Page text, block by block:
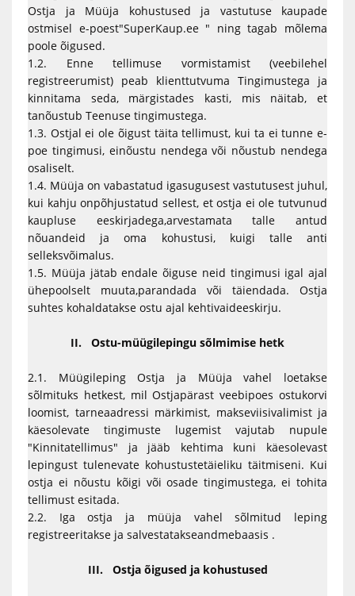
Ostja ja Müüja kohustused ja vastutuse kaupade
ostmisel e-poest"SuperKaup.ee " ning tagab mõlema
poole õigused.
1.2. Enne tellimuse vormistamist (veebilehel
registreerumist) peab klienttutvuma Tingimustega ja
kinnitama seda, märgistades kasti, mis näitab, et
tanõustub Teenuse tingimustega.
1.3. Ostjal ei ole õigust täita tellimust, kui ta ei tunne e-
poe tingimusi, einõustu nendega või nõustub nendega
osaliselt.
1.4. Müüja on vabastatud igasugusest vastutusest juhul,
kui kahju onpõhjustatud sellest, et ostja ei ole tutvunud
kaupluse eeskirjadega,arvestamata talle antud
nõuandeid ja oma kohustusi, kuigi talle anti
selleksvõimalus.
1.5. Müüja jätab endale õiguse neid tingimusi igal ajal
ühepoolselt muuta,parandada või täiendada. Ostja
suhtes kohaldatakse ostu ajal kehtivaideeskirju.
II. Ostu-müügilepingu sõlmimise hetk
2.1. Müügileping Ostja ja Müüja vahel loetakse
sõlmituks hetkest, mil Ostjapärast veebipoes ostukorvi
loomist, tarneaadressi märkimist, makseviisivalimist ja
käesolevate tingimuste lugemist vajutab nupule
"Kinnitatellimus" ja jääb kehtima kuni käesolevast
lepingust tulenevate kohustustetäieliku täitmiseni. Kui
ostja ei nõustu kõigi või osade tingimustega, ei tohita
tellimust esitada.
2.2. Iga ostja ja müüja vahel sõlmitud leping
registreeritakse ja salvestatakseandmebaasis .
III. Ostja õigused ja kohustused